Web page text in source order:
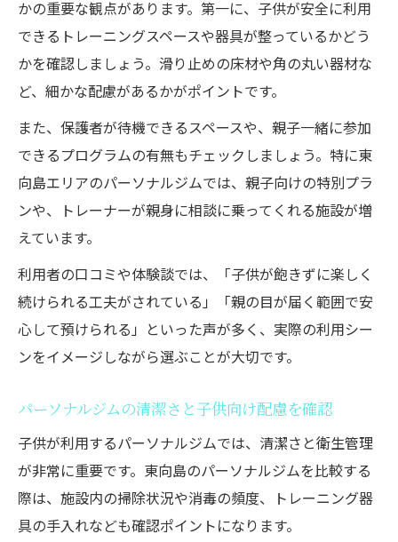
かの重要な観点があります。第一に、子供が安全に利用
できるトレーニングスペースや器具が整っているかどう
かを確認しましょう。滑り止めの床材や角の丸い器材な
ど、細かな配慮があるかがポイントです。
また、保護者が待機できるスペースや、親子一緒に参加
できるプログラムの有無もチェックしましょう。特に東
向島エリアのパーソナルジムでは、親子向けの特別プラ
ンや、トレーナーが親身に相談に乗ってくれる施設が増
えています。
利用者の口コミや体験談では、「子供が飽きずに楽しく
続けられる工夫がされている」「親の目が届く範囲で安
心して預けられる」といった声が多く、実際の利用シー
ンをイメージしながら選ぶことが大切です。
パーソナルジムの清潔さと子供向け配慮を確認
子供が利用するパーソナルジムでは、清潔さと衛生管理
が非常に重要です。東向島のパーソナルジムを比較する
際は、施設内の掃除状況や消毒の頻度、トレーニング器
具の手入れなども確認ポイントになります。